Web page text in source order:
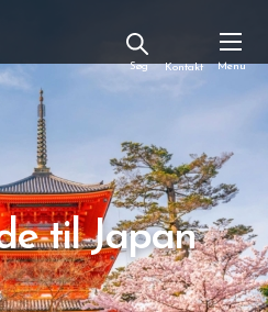
Kontakt
til Japan